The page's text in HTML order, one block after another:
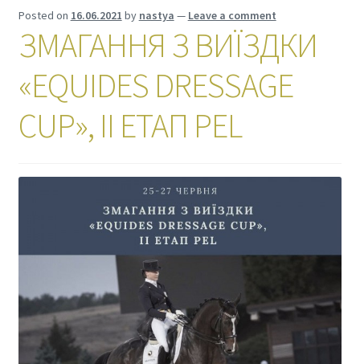
My account
Posted on 16.06.2021 by nastya — Leave a comment
ЗМАГАННЯ З ВИЇЗДКИ
«EQUIDES DRESSAGE
CUP», ІІ ЕТАП PEL